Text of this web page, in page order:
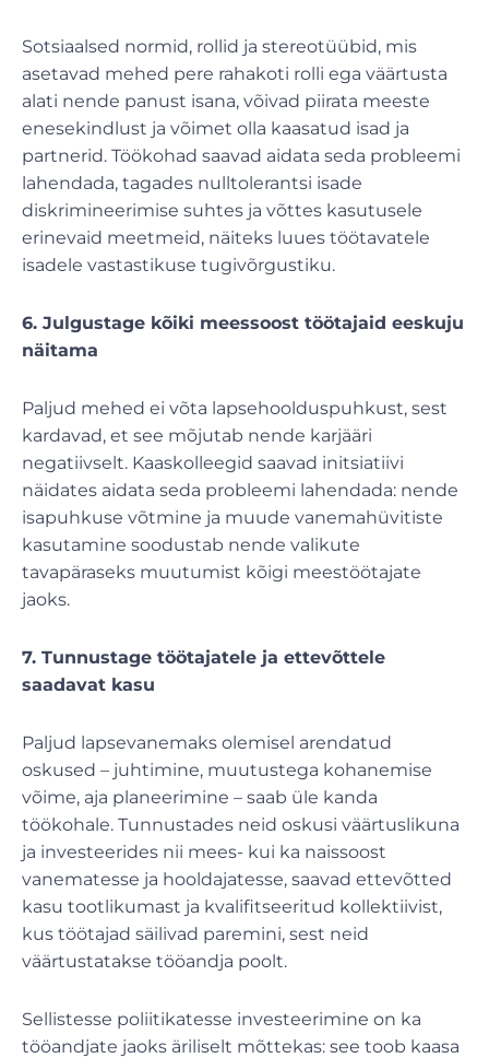
Sotsiaalsed normid, rollid ja stereotüübid, mis
asetavad mehed pere rahakoti rolli ega väärtusta
alati nende panust isana, võivad piirata meeste
enesekindlust ja võimet olla kaasatud isad ja
partnerid. Töökohad saavad aidata seda probleemi
lahendada, tagades nulltolerantsi isade
diskrimineerimise suhtes ja võttes kasutusele
erinevaid meetmeid, näiteks luues töötavatele
isadele vastastikuse tugivõrgustiku.
6. Julgustage kõiki meessoost töötajaid eeskuju
näitama
Paljud mehed ei võta lapsehoolduspuhkust, sest
kardavad, et see mõjutab nende karjääri
negatiivselt. Kaaskolleegid saavad initsiatiivi
näidates aidata seda probleemi lahendada: nende
isapuhkuse võtmine ja muude vanemahüvitiste
kasutamine soodustab nende valikute
tavapäraseks muutumist kõigi meestöötajate
jaoks.
7. Tunnustage töötajatele ja ettevõttele
saadavat kasu
Paljud lapsevanemaks olemisel arendatud
oskused – juhtimine, muutustega kohanemise
võime, aja planeerimine – saab üle kanda
töökohale. Tunnustades neid oskusi väärtuslikuna
ja investeerides nii mees- kui ka naissoost
vanematesse ja hooldajatesse, saavad ettevõtted
kasu tootlikumast ja kvalifitseeritud kollektiivist,
kus töötajad säilivad paremini, sest neid
väärtustatakse tööandja poolt.
Sellistesse poliitikatesse investeerimine on ka
tööandjate jaoks äriliselt mõttekas: see toob kaasa